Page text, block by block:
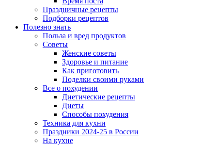
Праздничные рецепты
Подборки рецептов
Полезно знать
Польза и вред продуктов
Советы
Женские советы
Здоровье и питание
Как приготовить
Поделки своими руками
Все о похудении
Диетические рецепты
Диеты
Способы похудения
Техника для кухни
Праздники 2024-25 в России
На кухне